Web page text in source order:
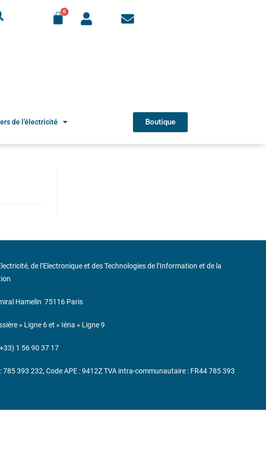
de l’électricité Boutique
de l’Electronique et des Technologies de l’Information et de la
Hamelin 75116 Paris
» Ligne 6 et « Iéna » Ligne 9
1 56 90 37 17
: 785 393 232, Code APE : 9412Z TVA intra-communautaire : FR44 785 393